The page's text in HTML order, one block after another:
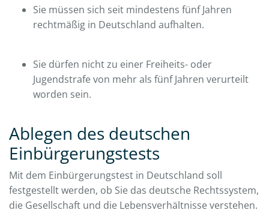
Sie müssen sich seit mindestens fünf Jahren
rechtmäßig in Deutschland aufhalten.
Sie dürfen nicht zu einer Freiheits- oder
Jugendstrafe von mehr als fünf Jahren verurteilt
worden sein.
Ablegen des deutschen
Einbürgerungstests
Mit dem Einbürgerungstest in Deutschland soll
festgestellt werden, ob Sie das deutsche Rechtssystem,
die Gesellschaft und die Lebensverhältnisse verstehen.